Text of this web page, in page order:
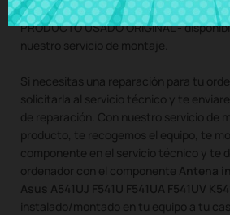
F541UA F541UV K541UJ X541Ual mejor
PRODUCTO USADO ORIGINAL -
nuestro servicio de montaje.
Si necesitas una reparación para tu
solicitarla al servicio técnico y te
de reparación. Con nuestro servicio de
producto, te recogemos el equipo, te
componente en el servicio técnico y te
ordenador con el componente Antena
Asus A541UJ F541U F541UA F541UV
instalado/montado en tu equipo a tu